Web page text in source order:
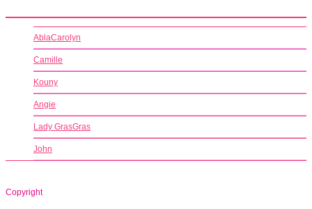
AblaCarolyn
Camille
Kouny
Angie
Lady GrasGras
John
Copyright